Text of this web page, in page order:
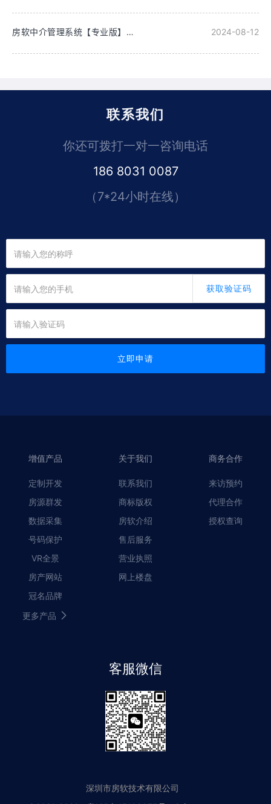
房软中介管理系统【专业版】2024.8.12更新 2024-08-12
联系我们
你还可拨打一对一咨询电话
186 8031 0087
（7*24小时在线）
获取验证码
立即申请
增值产品
定制开发
房源群发
数据采集
号码保护
VR全景
房产网站
冠名品牌
更多产品
关于我们
联系我们
商标版权
房软介绍
售后服务
营业执照
网上楼盘
商务合作
来访预约
代理合作
授权查询
客服微信
深圳市房软技术有限公司